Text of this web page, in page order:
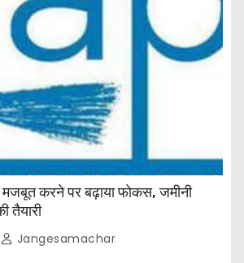
करने पर बढ़ाया फोकस, जमीनी
तैयारी
Jangesamachar